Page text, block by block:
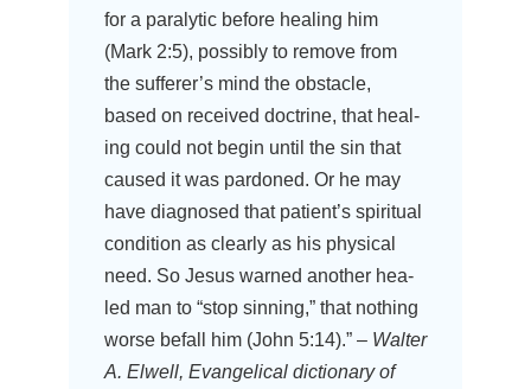
for a para­ly­tic befo­re heal­ing him
(Mark 2:5), pos­si­bly to remo­ve from
the sufferer’s mind the obs­ta­cle,
based on recei­ved doc­tri­ne, that heal­
ing could not begin until the sin that
cau­sed it was par­do­ned. Or he may
have dia­gno­sed that patient’s spi­ri­tu­al
con­di­ti­on as cle­ar­ly as his phy­si­cal
need. So Jesus war­ned ano­ther hea­
led man to “stop sin­ning,” that not­hing
worse befall him (John 5:14).” – Wal­ter
A. Elwell, Evan­ge­li­cal dic­tion­a­ry of